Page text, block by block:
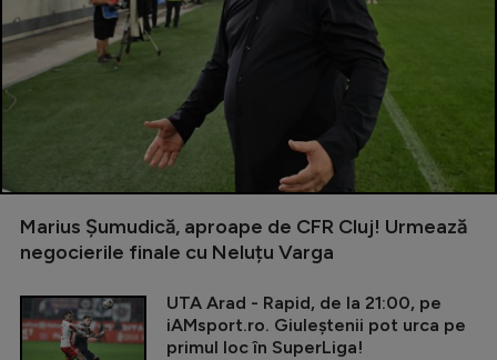
Marius Șumudică, aproape de CFR Cluj! Urmează
negocierile finale cu Neluțu Varga
UTA Arad - Rapid, de la 21:00, pe
iAMsport.ro. Giuleștenii pot urca pe
primul loc în SuperLiga!